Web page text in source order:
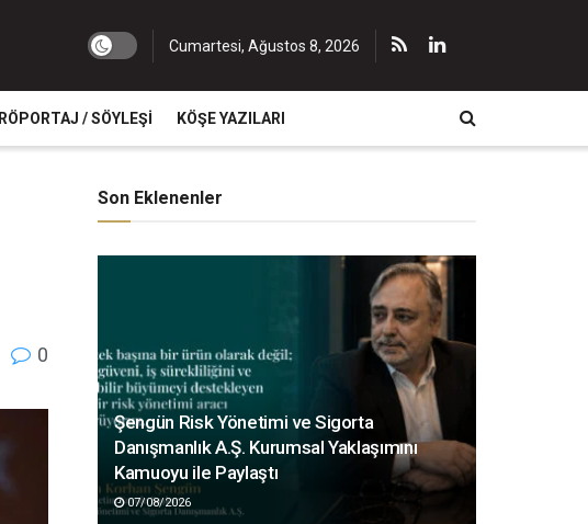
Cumartesi, Ağustos 8, 2026
RÖPORTAJ / SÖYLEŞI KÖŞE YAZILARI
0
Son Eklenenler
Şengün Risk Yönetimi ve Sigorta
Danışmanlık A.Ş. Kurumsal Yaklaşımını
Kamuoyu ile Paylaştı
07/08/2026